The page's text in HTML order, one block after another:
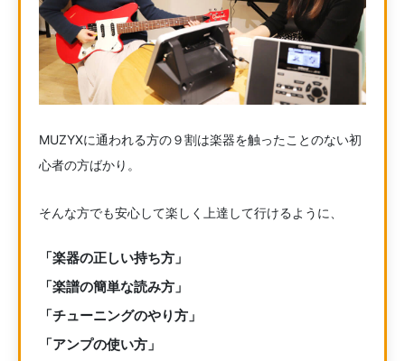
MUZYXに通われる方の９割は楽器を触ったことのない初
心者の方ばかり。
そんな方でも安心して楽しく上達して行けるように、
「楽器の正しい持ち方」
「楽譜の簡単な読み方」
「チューニングのやり方」
「アンプの使い方」